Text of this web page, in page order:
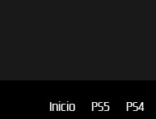
Inicio PS5 PS4